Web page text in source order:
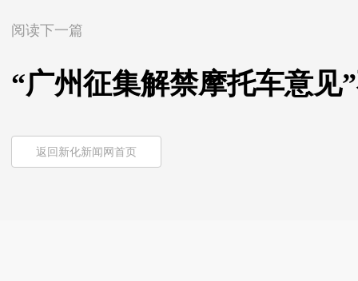
阅读下一篇
“广州征集解禁摩托车意见”
返回新化新闻网首页